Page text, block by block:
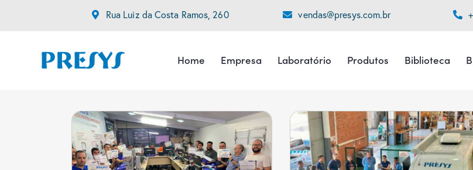
Rua Luiz da Costa Ramos, 260 vendas@presys.com.br
Home Empresa Laboratório Produtos Biblioteca